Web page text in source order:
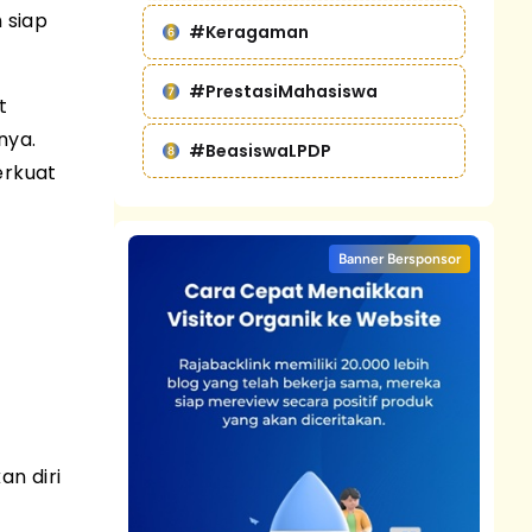
siap
diri
#Keragaman
#PrestasiMahasiswa
#BeasiswaLPDP
Banner Bersponsor